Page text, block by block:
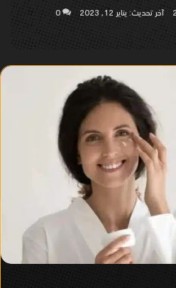
آخر تحديث: يناير 12, 2023 0